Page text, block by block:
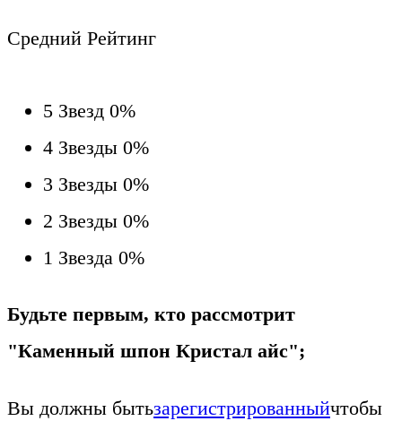
Средний Рейтинг
5 Звезд 0%
4 Звезды 0%
3 Звезды 0%
2 Звезды 0%
1 Звезда 0%
Будьте первым, кто рассмотрит
"Каменный шпон Кристал айс";
Вы должны бытьзарегистрированныйчтобы